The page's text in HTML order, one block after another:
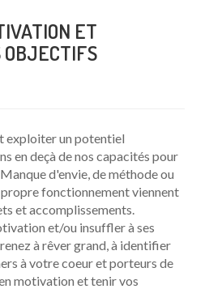
ET
exploiter un potentiel
en deçà de nos capacités pour
d'envie, de méthode ou
propre fonctionnement viennent
et accomplissements.
et/ou insuffler à ses
à rêver grand, à identifier
à votre coeur et porteurs de
motivation et tenir vos